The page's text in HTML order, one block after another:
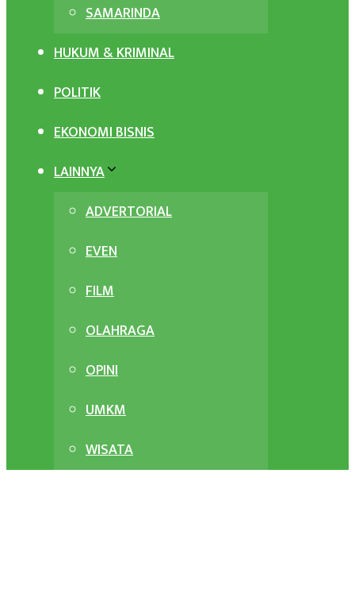
SAMARINDA
HUKUM & KRIMINAL
POLITIK
EKONOMI BISNIS
LAINNYA
ADVERTORIAL
EVEN
FILM
OLAHRAGA
OPINI
UMKM
WISATA